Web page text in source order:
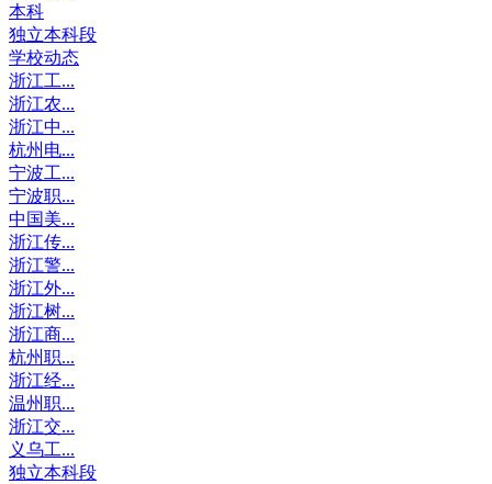
本科
独立本科段
学校动态
浙江工...
浙江农...
浙江中...
杭州电...
宁波工...
宁波职...
中国美...
浙江传...
浙江警...
浙江外...
浙江树...
浙江商...
杭州职...
浙江经...
温州职...
浙江交...
义乌工...
独立本科段